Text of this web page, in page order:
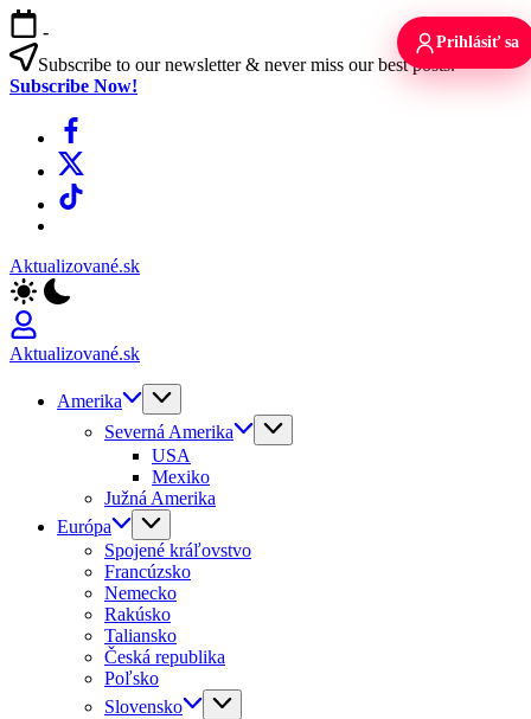
Skip
to
content
-
Subscribe to our newsletter & never miss our best posts.
Subscribe Now!
Facebook
X
TikTok
Aktualizované.sk
Aktualizované.sk
Amerika
Severná Amerika
USA
Mexiko
Južná Amerika
Európa
Spojené kráľovstvo
Francúzsko
Nemecko
Rakúsko
Taliansko
Česká republika
Poľsko
Slovensko
Prihlásiť sa